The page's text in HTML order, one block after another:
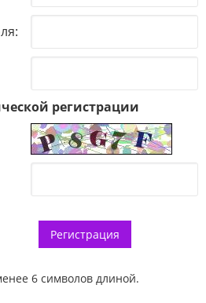
регистрации
6 символов длиной.